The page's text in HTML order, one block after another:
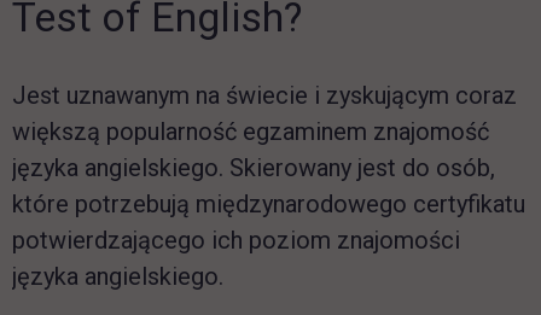
Test of English?
Jest uznawanym na świecie i zyskującym coraz
większą popularność egzaminem znajomość
języka angielskiego. Skierowany jest do osób,
które potrzebują międzynarodowego certyfikatu
potwierdzającego ich poziom znajomości
języka angielskiego.